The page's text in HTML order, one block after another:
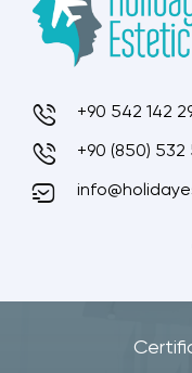
+90 542 142
+90 (850) 532